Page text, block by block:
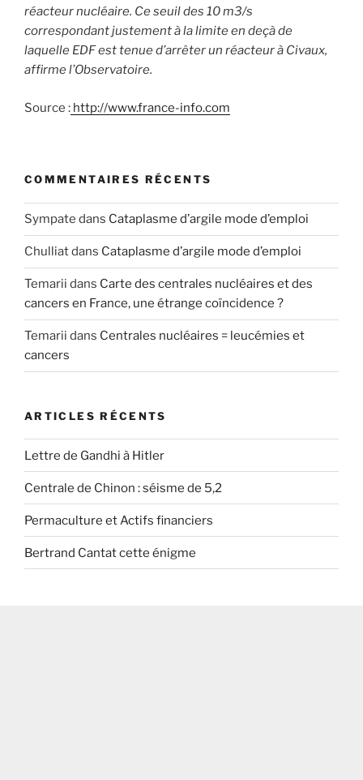
réacteur nucléaire. Ce seuil des 10 m3/s
correspondant justement à la limite en deçà de
laquelle EDF est tenue d’arrêter un réacteur à Civaux,
affirme l’Observatoire.
Source : http://www.france-info.com
COMMENTAIRES RÉCENTS
Sympate dans Cataplasme d’argile mode d’emploi
Chulliatdans Cataplasme d’argile mode d’emploi
Temarii dans Carte des centrales nucléaires et des
cancers en France, une étrange coïncidence ?
Temarii dans Centrales nucléaires = leucémies et
cancers
ARTICLES RÉCENTS
Lettre de Gandhi à Hitler
Centrale de Chinon : séisme de 5,2
Permaculture et Actifs financiers
Bertrand Cantat cette énigme